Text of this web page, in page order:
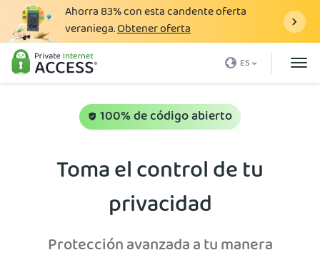
Ahorra83%con esta candente oferta
veraniega.Obtener oferta
ES
¿Qué es una VPN?
Descargar VPN
Asistencia
100% de código abierto
Toma el control de tu
privacidad
Protección avanzada a tu manera